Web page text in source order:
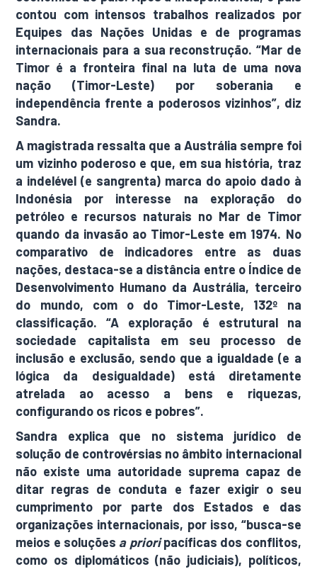
contou com intensos trabalhos realizados por
Equipes das Nações Unidas e de programas
internacionais para a sua reconstrução. “Mar de
Timor é a fronteira final na luta de uma nova
nação (Timor-Leste) por soberania e
independência frente a poderosos vizinhos”, diz
Sandra.
A magistrada ressalta que a Austrália sempre foi
um vizinho poderoso e que, em sua história, traz
a indelével (e sangrenta) marca do apoio dado à
Indonésia por interesse na exploração do
petróleo e recursos naturais no Mar de Timor
quando da invasão ao Timor-Leste em 1974. No
comparativo de indicadores entre as duas
nações, destaca-se a distância entre o Índice de
Desenvolvimento Humano da Austrália, terceiro
do mundo, com o do Timor-Leste, 132º na
classificação. “A exploração é estrutural na
sociedade capitalista em seu processo de
inclusão e exclusão, sendo que a igualdade (e a
lógica da desigualdade) está diretamente
atrelada ao acesso a bens e riquezas,
configurando os ricos e pobres”.
Sandra explica que no sistema jurídico de
solução de controvérsias no âmbito internacional
não existe uma autoridade suprema capaz de
ditar regras de conduta e fazer exigir o seu
cumprimento por parte dos Estados e das
organizações internacionais, por isso, “busca-se
meios e soluções a prioripacíficas dos conflitos,
como os diplomáticos (não judiciais), políticos,